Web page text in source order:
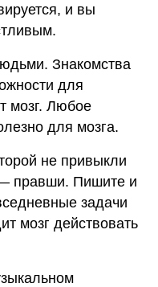
и вы
Знакомства
для
мозг. Любое
для мозга.
не привыкли
правши. Пишите и
задачи
мозг действовать